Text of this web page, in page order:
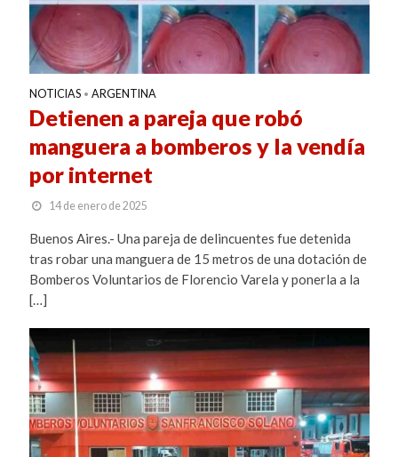
NOTICIAS • ARGENTINA
Detienen a pareja que robó
manguera a bomberos y la vendía
por internet
14 de enero de 2025
Buenos Aires.- Una pareja de delincuentes fue detenida
tras robar una manguera de 15 metros de una dotación de
Bomberos Voluntarios de Florencio Varela y ponerla a la
[…]